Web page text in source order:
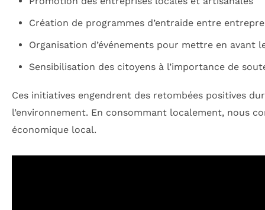
Création de programmes d’entraide entre
Organisation d’événements pour mettre en avant
Sensibilisation des citoyens à l’importance de
Ces initiatives engendrent des retombées positives
l’environnement. En consommant localement, nous
économique local.